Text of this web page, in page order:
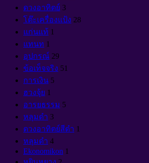
ดวงอาทิตย์ 3
โต๊ะเครื่องแป้ง 28
แก่นแท้ 1
แทนท 1
อุปกรณ์ 29
ข้อเท็จจริง 51
การเงิน 5
ฮวงจุ้ย 1
อารยธรรม 5
หลุมดำ 3
ดวงอาทิตย์สีดำ 1
หลุมดำ 4
Ekonomikon 1